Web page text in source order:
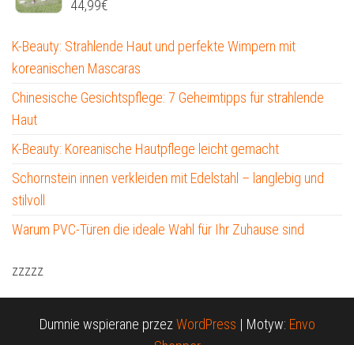
44,99€
K-Beauty: Strahlende Haut und perfekte Wimpern mit
koreanischen Mascaras
Chinesische Gesichtspflege: 7 Geheimtipps für strahlende
Haut
K-Beauty: Koreanische Hautpflege leicht gemacht
Schornstein innen verkleiden mit Edelstahl – langlebig und
stilvoll
Warum PVC-Türen die ideale Wahl für Ihr Zuhause sind
zzzzz
Dumnie wspierane przezWordPress | Motyw: Envo